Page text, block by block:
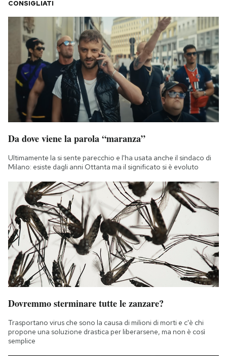
CONSIGLIATI
Da dove viene la parola “maranza”
Ultimamente la si sente parecchio e l'ha usata anche il sindaco di
Milano: esiste dagli anni Ottanta ma il significato si è evoluto
Dovremmo sterminare tutte le zanzare?
Trasportano virus che sono la causa di milioni di morti e c'è chi
propone una soluzione drastica per liberarsene, ma non è così
semplice